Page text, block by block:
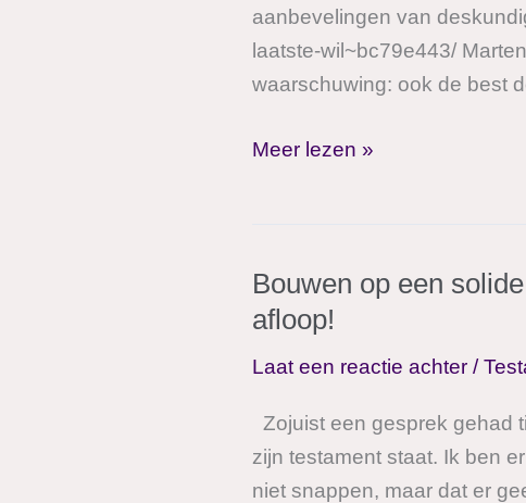
aanbevelingen van
laatste-wil~bc79e443/
waarschuwing: ook de best
Acht
voor
het
een
wilsverklaring.
Meer lezen »
Bouwen op een
afloop!
Laat een reactie achter /
Zojuist een gesprek gehad
zijn testament staat. Ik ben
niet snappen, maar dat er